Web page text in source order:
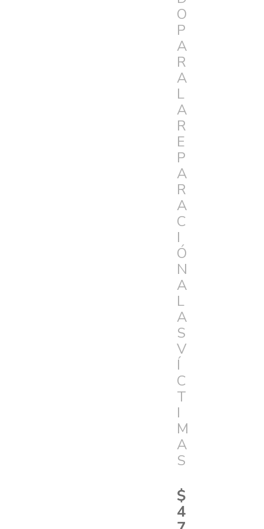
O
P
A
R
A
L
A
R
E
P
A
R
A
C
I
Ó
N
A
L
A
S
V
Í
C
T
I
M
A
S
$
4